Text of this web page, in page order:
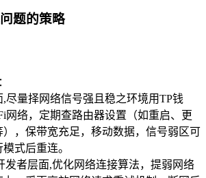
题的策略
：
,尽量择网络信号强且稳之环境用TP钱
网络，定期查路由器设置（如重启、更
），保带宽充足，移动数据，信号弱区可
式后重连。
发者层面,优化网络连接算法，提弱网络